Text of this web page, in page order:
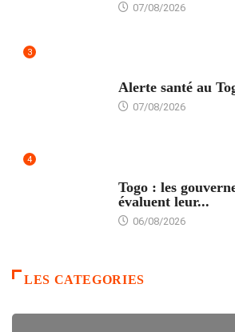
07/08/2026
3
Alerte santé au
07/08/2026
4
Togo : les
évaluent leur...
06/08/2026
LES CATEGORIES